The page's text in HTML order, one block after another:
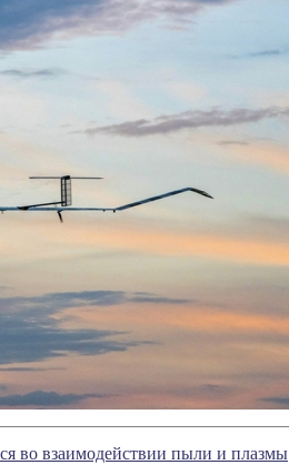
во взаимодействии пыли и плазмы